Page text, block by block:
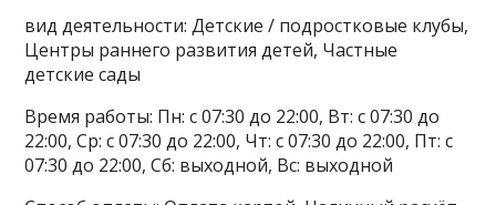
вид деятельности: Детские / подростковые клубы,
Центры раннего развития детей, Частные
детские сады
Время работы: Пн: с 07:30 до 22:00, Вт: с 07:30 до
22:00, Ср: с 07:30 до 22:00, Чт: с 07:30 до 22:00, Пт: с
07:30 до 22:00, Сб: выходной, Вс: выходной